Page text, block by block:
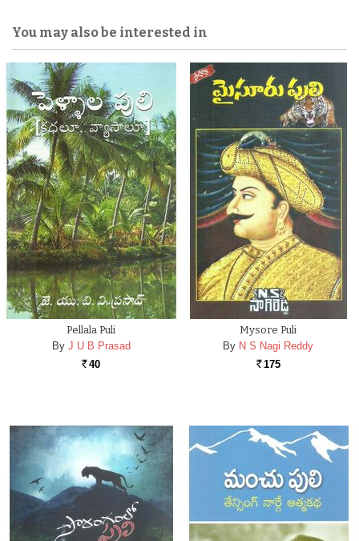
You may also be interested in
Pellala Puli
By J U B Prasad
Rs. 40
Mysore Puli
By N S Nagi Reddy
Rs. 175